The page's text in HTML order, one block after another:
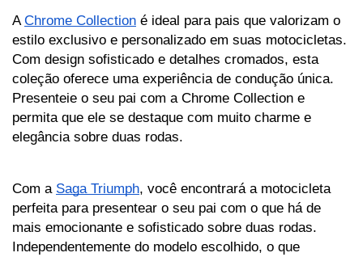
A Chrome Collection é ideal para pais que valorizam o
estilo exclusivo e personalizado em suas motocicletas.
Com design sofisticado e detalhes cromados, esta
coleção oferece uma experiência de condução única.
Presenteie o seu pai com a Chrome Collection e
permita que ele se destaque com muito charme e
elegância sobre duas rodas.
Com a Saga Triumph, você encontrará a motocicleta
perfeita para presentear o seu pai com o que há de
mais emocionante e sofisticado sobre duas rodas.
Independentemente do modelo escolhido, o que